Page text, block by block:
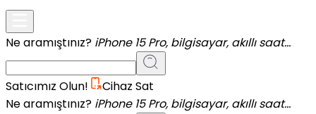
Ne aramıştınız? iPhone 15 Pro, bilgisayar, akıllı saat...
Satıcımız Olun!
Cihaz Sat
Ne aramıştınız? iPhone 15 Pro, bilgisayar, akıllı saat...